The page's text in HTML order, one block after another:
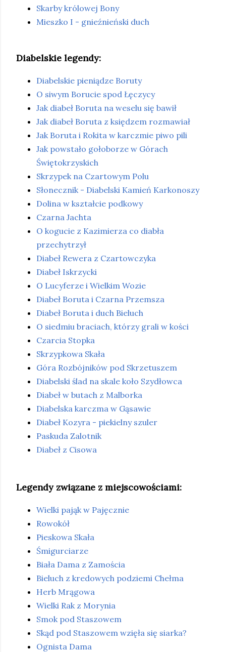
Skarby królowej Bony
Mieszko I - gnieźnieński duch
Diabelskie legendy:
Diabelskie pieniądze Boruty
O siwym Borucie spod Łęczycy
Jak diabeł Boruta na weselu się bawił
Jak diabeł Boruta z księdzem rozmawiał
Jak Boruta i Rokita w karczmie piwo pili
Jak powstało gołoborze w Górach
Świętokrzyskich
Skrzypek na Czartowym Polu
Słonecznik - Diabelski Kamień Karkonoszy
Dolina w kształcie podkowy
Czarna Jachta
O kogucie z Kazimierza co diabła
przechytrzył
Diabeł Rewera z Czartowczyka
Diabeł Iskrzycki
O Lucyferze i Wielkim Wozie
Diabeł Boruta i Czarna Przemsza
Diabeł Boruta i duch Bieluch
O siedmiu braciach, którzy grali w kości
Czarcia Stopka
Skrzypkowa Skała
Góra Rozbójników pod Skrzetuszem
Diabelski ślad na skale koło Szydłowca
Diabeł w butach z Malborka
Diabelska karczma w Gąsawie
Diabeł Kozyra - piekielny szuler
Paskuda Zalotnik
Diabeł z Cisowa
Legendy związane z miejscowościami:
Wielki pająk w Pajęcznie
Rowokół
Pieskowa Skała
Śmigurciarze
Biała Dama z Zamościa
Bieluch z kredowych podziemi Chełma
Herb Mrągowa
Wielki Rak z Morynia
Smok pod Staszowem
Skąd pod Staszowem wzięła się siarka?
Ognista Dama